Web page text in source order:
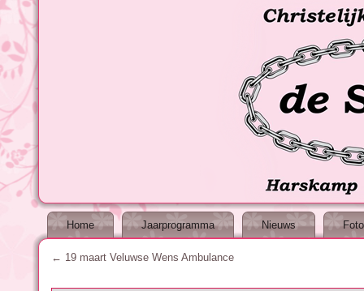
Home Jaarprogramma Nieuws
← 19 maart Veluwse Wens Ambulance